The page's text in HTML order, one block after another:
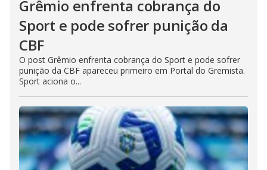
Grêmio enfrenta cobrança do
Sport e pode sofrer punição da
CBF
O post Grêmio enfrenta cobrança do Sport e pode sofrer
punição da CBF apareceu primeiro em Portal do Gremista.
Sport aciona o...